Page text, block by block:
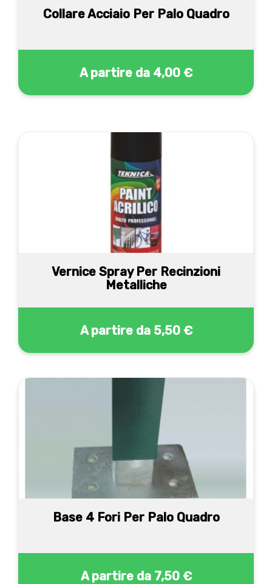
Collare Acciaio Per Palo Quadro
A partire da 4,00 €
Vernice Spray Per Recinzioni
Metalliche
A partire da 5,50 €
Base 4 Fori Per Palo Quadro
A partire da 7,50 €